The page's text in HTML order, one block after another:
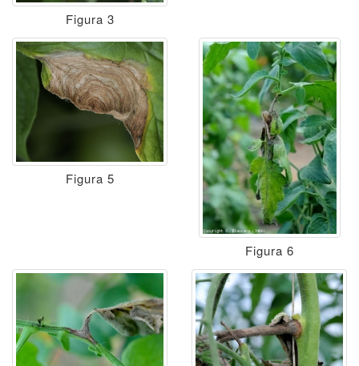
Figura 3
Figura 5
Figura 6